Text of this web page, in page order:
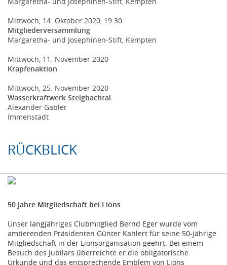
Mittwoch, 14. Oktober 2020, 19:30
Mitgliederversammlung
Margaretha- und Josephinen-Stift, Kempten
Mittwoch, 11. November 2020
Krapfenaktion
Mittwoch, 25. November 2020
Wasserkraftwerk Steigbachtal
Alexander Gabler
Immenstadt
RÜCKBLICK
50 Jahre Mitgliedschaft bei Lions
Unser langjähriges Clubmitglied Bernd Eger wurde vom
amtierenden Präsidenten Günter Kahlert für seine 50-jährige
Mitgliedschaft in der Lionsorganisation geehrt. Bei einem
Besuch des Jubilars überreichte er die obligatorische
Urkunde und das entsprechende Emblem von Lions